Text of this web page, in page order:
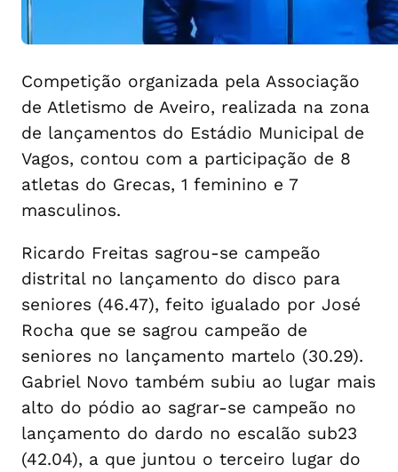
Competição organizada pela Associação
de Atletismo de Aveiro, realizada na zona
de lançamentos do Estádio Municipal de
Vagos, contou com a participação de 8
atletas do Grecas, 1 feminino e 7
masculinos.
Ricardo Freitas sagrou-se campeão
distrital no lançamento do disco para
seniores (46.47), feito igualado por José
Rocha que se sagrou campeão de
seniores no lançamento martelo (30.29).
Gabriel Novo também subiu ao lugar mais
alto do pódio ao sagrar-se campeão no
lançamento do dardo no escalão sub23
(42.04), a que juntou o terceiro lugar do